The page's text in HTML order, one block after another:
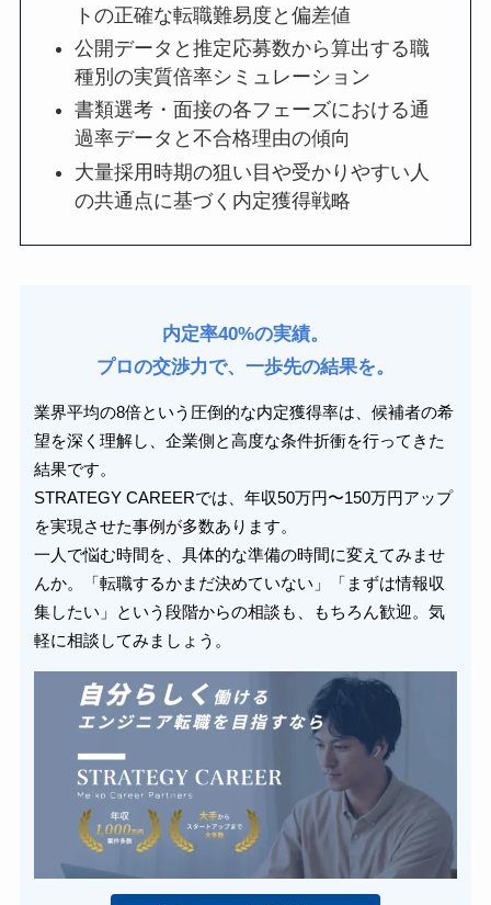
トの正確な転職難易度と偏差値
公開データと推定応募数から算出する職
種別の実質倍率シミュレーション
書類選考・面接の各フェーズにおける通
過率データと不合格理由の傾向
大量採用時期の狙い目や受かりやすい人
の共通点に基づく内定獲得戦略
内定率40%の実績。
プロの交渉力で、一歩先の結果を。
業界平均の8倍という圧倒的な内定獲得率は、候補者の希
望を深く理解し、企業側と高度な条件折衝を行ってきた
結果です。
STRATEGY CAREERでは、年収50万円〜150万円アップ
を実現させた事例が多数あります。
一人で悩む時間を、具体的な準備の時間に変えてみませ
んか。「転職するかまだ決めていない」「まずは情報収
集したい」という段階からの相談も、もちろん歓迎。気
軽に相談してみましょう。